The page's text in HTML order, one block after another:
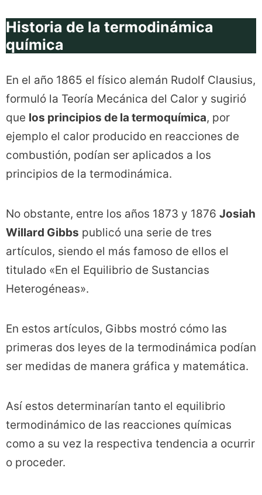
Historia de la termodinámica
química
En el año 1865 el físico alemán Rudolf Clausius,
formuló la Teoría Mecánica del Calor y sugirió
que los principios de la termoquímica, por
ejemplo el calor producido en reacciones de
combustión, podían ser aplicados a los
principios de la termodinámica.
No obstante, entre los años 1873 y 1876 Josiah
Willard Gibbs publicó una serie de tres
artículos, siendo el más famoso de ellos el
titulado «En el Equilibrio de Sustancias
Heterogéneas».
En estos artículos, Gibbs mostró cómo las
primeras dos leyes de la termodinámica podían
ser medidas de manera gráfica y matemática.
Así estos determinarían tanto el equilibrio
termodinámico de las reacciones químicas
como a su vez la respectiva tendencia a ocurrir
o proceder.